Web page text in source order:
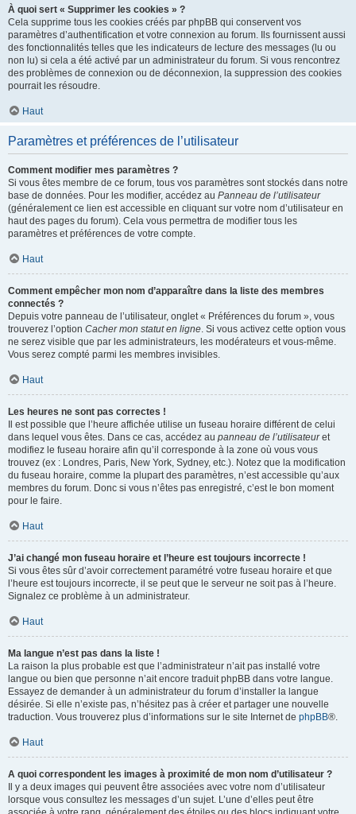
À quoi sert « Supprimer les cookies » ?
Cela supprime tous les cookies créés par phpBB qui conservent vos
paramètres d’authentification et votre connexion au forum. Ils fournissent aussi
des fonctionnalités telles que les indicateurs de lecture des messages (lu ou
non lu) si cela a été activé par un administrateur du forum. Si vous rencontrez
des problèmes de connexion ou de déconnexion, la suppression des cookies
pourrait les résoudre.
Haut
Paramètres et préférences de l’utilisateur
Comment modifier mes paramètres ?
Si vous êtes membre de ce forum, tous vos paramètres sont stockés dans notre
base de données. Pour les modifier, accédez au Panneau de l’utilisateur
(généralement ce lien est accessible en cliquant sur votre nom d’utilisateur en
haut des pages du forum). Cela vous permettra de modifier tous les
paramètres et préférences de votre compte.
Haut
Comment empêcher mon nom d’apparaître dans la liste des membres
connectés ?
Depuis votre panneau de l’utilisateur, onglet « Préférences du forum », vous
trouverez l’option Cacher mon statut en ligne. Si vous activez cette option vous
ne serez visible que par les administrateurs, les modérateurs et vous-même.
Vous serez compté parmi les membres invisibles.
Haut
Les heures ne sont pas correctes !
Il est possible que l’heure affichée utilise un fuseau horaire différent de celui
dans lequel vous êtes. Dans ce cas, accédez au panneau de l’utilisateuret
modifiez le fuseau horaire afin qu’il corresponde à la zone où vous vous
trouvez (ex : Londres, Paris, New York, Sydney, etc.). Notez que la modification
du fuseau horaire, comme la plupart des paramètres, n’est accessible qu’aux
membres du forum. Donc si vous n’êtes pas enregistré, c’est le bon moment
pour le faire.
Haut
J’ai changé mon fuseau horaire et l’heure est toujours incorrecte !
Si vous êtes sûr d’avoir correctement paramétré votre fuseau horaire et que
l’heure est toujours incorrecte, il se peut que le serveur ne soit pas à l’heure.
Signalez ce problème à un administrateur.
Haut
Ma langue n’est pas dans la liste !
La raison la plus probable est que l’administrateur n’ait pas installé votre
langue ou bien que personne n’ait encore traduit phpBB dans votre langue.
Essayez de demander à un administrateur du forum d’installer la langue
désirée. Si elle n’existe pas, n’hésitez pas à créer et partager une nouvelle
traduction. Vous trouverez plus d’informations sur le site Internet de phpBB®.
Haut
A quoi correspondent les images à proximité de mon nom d’utilisateur ?
Il y a deux images qui peuvent être associées avec votre nom d’utilisateur
lorsque vous consultez les messages d’un sujet. L’une d’elles peut être